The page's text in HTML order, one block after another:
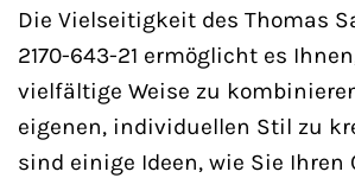
Die Vielseitigkeit des Thomas
2170-643-21 ermöglicht es
vielfältige Weise zu
eigenen, individuellen Stil zu
sind einige Ideen, wie Sie